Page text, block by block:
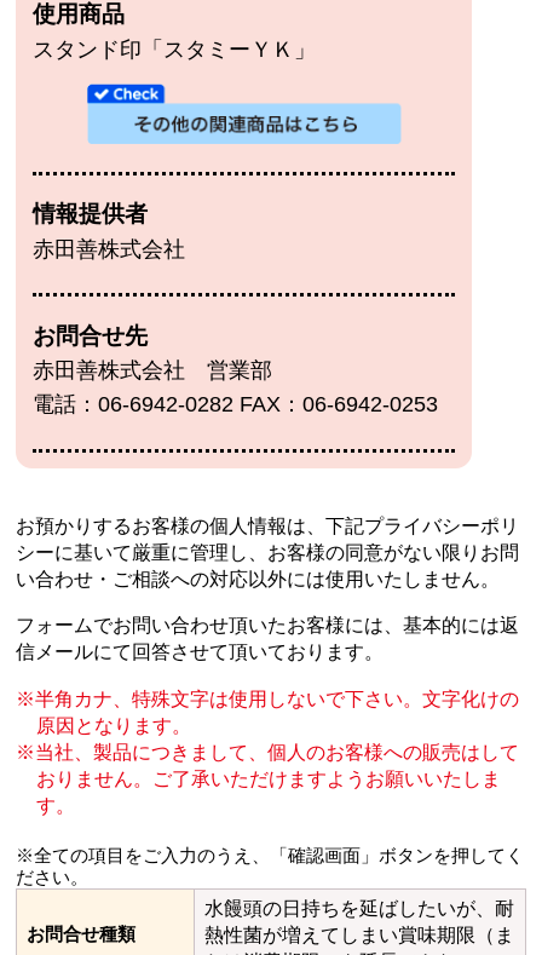
使用商品
スタンド印「スタミーＹＫ」
情報提供者
赤田善株式会社
お問合せ先
赤田善株式会社 営業部
電話：06-6942-0282 FAX：06-6942-0253
お預かりするお客様の個人情報は、下記プライバシーポリ
シーに基いて厳重に管理し、 お客様の同意がない限りお問
い合わせ・ご相談への対応以外には使用いたしません。
フォームでお問い合わせ頂いたお客様には、基本的には返
信メールにて回答させて頂いております。
半角カナ、特殊文字は使用しないで下さい。文字化けの
原因となります。
当社、製品につきまして、個人のお客様への販売はして
おりません。
ご了承いただけますようお願いいたしま
す。
※全ての項目をご入力のうえ、「確認画面」ボタンを押してく
ださい。
お問合せ種類
水饅頭の日持ちを延ばしたいが、耐
熱性菌が増えてしまい賞味期限（ま